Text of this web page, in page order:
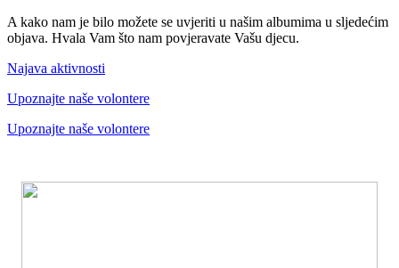
A kako nam je bilo možete se uvjeriti u našim albumima u sljedećim
objava. Hvala Vam što nam povjeravate Vašu djecu.
Najava aktivnosti
Upoznajte naše volontere
Upoznajte naše volontere